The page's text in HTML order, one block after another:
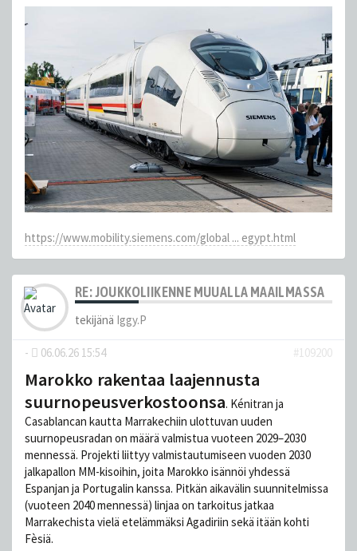
https://www.mobility.siemens.com/global ... egypt.html
RE: JOUKKOLIIKENNE MUUALLA MAAILMASSA
tekijänä Iggy.P
- 06.06.26 15:54 #109200
Marokko rakentaa laajennusta
suurnopeusverkostoonsa. Kénitran ja
Casablancan kautta Marrakechiin ulottuvan uuden
suurnopeusradan on määrä valmistua vuoteen 2029–2030
mennessä. Projekti liittyy valmistautumiseen vuoden 2030
jalkapallon MM-kisoihin, joita Marokko isännöi yhdessä
Espanjan ja Portugalin kanssa. Pitkän aikavälin suunnitelmissa
(vuoteen 2040 mennessä) linjaa on tarkoitus jatkaa
Marrakechista vielä etelämmäksi Agadiriin sekä itään kohti
Fèsiä.